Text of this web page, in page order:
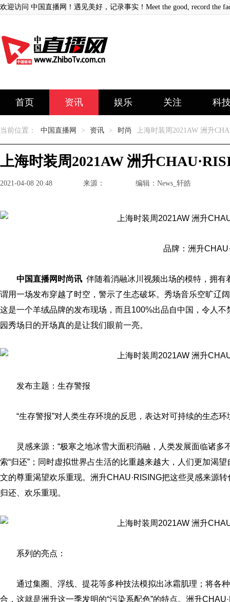
欢迎访问 中国直播网！遇见美好，记录事实！Meet the good, record the
首页 资讯 娱乐 关注 科
当前位置： 中国直播网 > 资讯 > 时尚 上海时装周2021AW 洲升
上海时装周2021AW 洲升
2021-04-08 20:48 来源： 编辑：News_轩皓
品牌：洲升
中国直播网时尚讯 伴随着消融冰川视频出场的模特，拥
谓用一场发布穿越了时空，警示了生态破坏。秀场音乐空旷辽
这是一个羊绒品牌的发布现场，而且100%出品自中国，令人
园秀场日的开场真的是让我们眼前一亮。
发布主题：生存警报
“生存警报”对人类生存环境的反思，表达对可持续的生态
灵感来源：“极寒之地冰雪大面积消融，人类发展面临诸
索“归还”；同时虚拟世界占生活的比重越来越大，人们更加渴
文的尊重渴望欢乐重现。洲升CHAU·RISING把这些灵感来源
归还、欢乐重现。
系列的亮点：
通过集圈、浮线、提花等多种技法模拟出冰霜肌理；将各
合，这就是洲升这一季发明的“污染系配色”的特点。洲升